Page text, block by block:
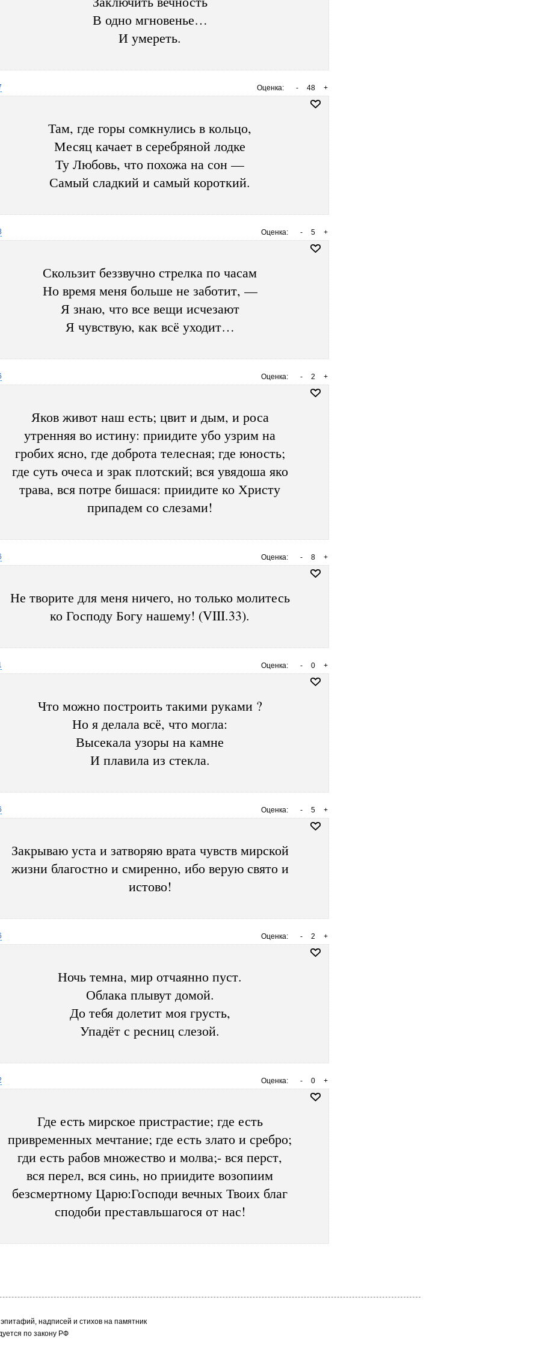
В одно мгновенье…
И умереть.
Оценка: +
48
-
Там, где горы сомкнулись в кольцо,
Месяц качает в серебряной лодке
Ту Любовь, что похожа на сон —
Самый сладкий и самый короткий.
Оценка: +
5
-
Скользит беззвучно стрелка по часам
Но время меня больше не заботит, —
Я знаю, что все вещи исчезают
Я чувствую, как всё уходит…
Оценка: +
2
-
Яков живот наш есть; цвит и дым, и роса
утренняя во истину: приидите убо узрим на
гробих ясно, где доброта телесная; где юность;
где суть очеса и зрак плотский; вся увядоша яко
трава, вся потре бишася: приидите ко Христу
припадем со слезами!
Оценка: +
8
-
Не творите для меня ничего, но только молитесь
ко Господу Богу нашему! (VIII.33).
Оценка: +
0
-
Что можно построить такими руками ?
Но я делала всё, что могла:
Высекала узоры на камне
И плавила из стекла.
Оценка: +
5
-
Закрываю уста и затворяю врата чувств мирской
жизни благостно и смиренно, ибо верую свято и
истово!
Оценка: +
2
-
Ночь темна, мир отчаянно пуст.
Облака плывут домой.
До тебя долетит моя грусть,
Упадёт с ресниц слезой.
Оценка: +
0
-
Где есть мирское пристрастие; где есть
привременных мечтание; где есть злато и сребро;
гди есть рабов множество и молва;- вся перст,
вся перел, вся синь, но приидите возопиим
безсмертному Царю:Господи вечных Твоих благ
сподоби преставльшагося от нас!
надписей и стихов на памятник
по закону РФ